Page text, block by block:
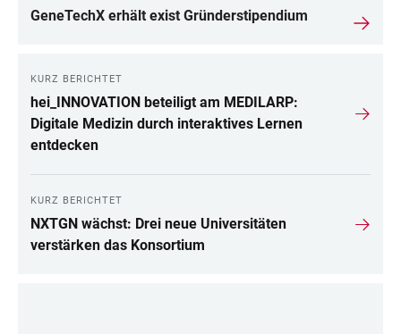
GeneTechX erhält exist Gründerstipendium
KURZ BERICHTET
hei_INNOVATION beteiligt am MEDILARP:
Digitale Medizin durch interaktives Lernen
entdecken
KURZ BERICHTET
NXTGN wächst: Drei neue Universitäten
verstärken das Konsortium